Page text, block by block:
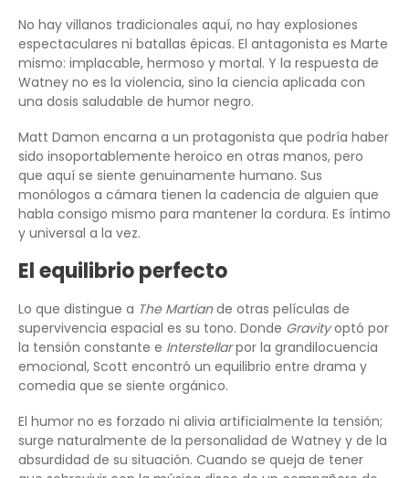
No hay villanos tradicionales aquí, no hay explosiones
espectaculares ni batallas épicas. El antagonista es Marte
mismo: implacable, hermoso y mortal. Y la respuesta de
Watney no es la violencia, sino la ciencia aplicada con
una dosis saludable de humor negro.
Matt Damon encarna a un protagonista que podría haber
sido insoportablemente heroico en otras manos, pero
que aquí se siente genuinamente humano. Sus
monólogos a cámara tienen la cadencia de alguien que
habla consigo mismo para mantener la cordura. Es íntimo
y universal a la vez.
El equilibrio perfecto
Lo que distingue a The Martiande otras películas de
supervivencia espacial es su tono. Donde Gravityoptó por
la tensión constante e Interstellarpor la grandilocuencia
emocional, Scott encontró un equilibrio entre drama y
comedia que se siente orgánico.
El humor no es forzado ni alivia artificialmente la tensión;
surge naturalmente de la personalidad de Watney y de la
absurdidad de su situación. Cuando se queja de tener